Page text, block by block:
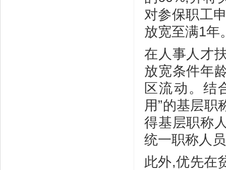
对参保职工
放宽至满1年
在人事人才
放宽条件年
区流动。结
用”的基层职
得基层职称
统一职称人
此外,优先在